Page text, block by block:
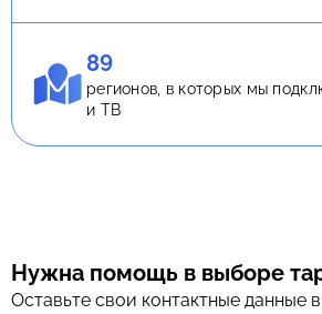
89
регионов, в которых мы
и ТВ
Нужна помощь в выборе
Оставьте свои контактные данные